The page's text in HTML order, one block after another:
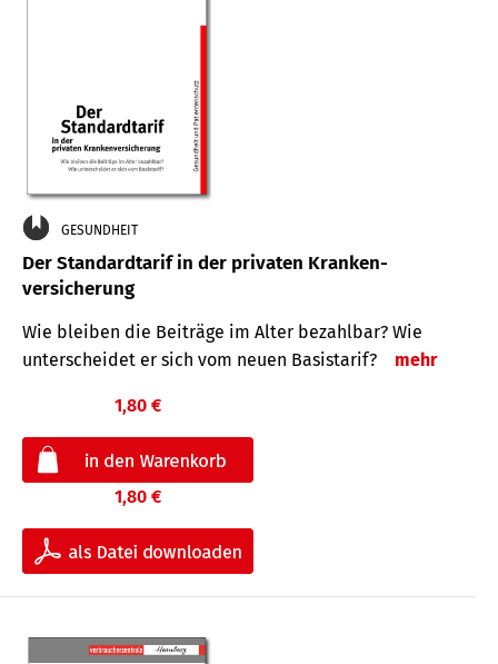
GESUNDHEIT
Der Standard­tarif in der privaten Kranken­
versicherung
Wie bleiben die Beiträge im Alter bezahlbar? Wie
unterscheidet er sich vom neuen Basistarif?
mehr
1,80 €
1,80 €